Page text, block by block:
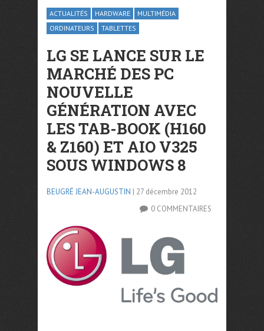
ACTUALITÉS HARDWARE
MULTIMÉDIA
ORDINATEURS
TABLETTES
LG SE LANCE SUR LE
MARCHÉ DES PC
NOUVELLE
GÉNÉRATION AVEC
LES TAB-BOOK (H160
& Z160) ET AIO V325
SOUS WINDOWS 8
BEUGRÉ JEAN-AUGUSTIN | 27 décembre 2012
0 COMMENTAIRES